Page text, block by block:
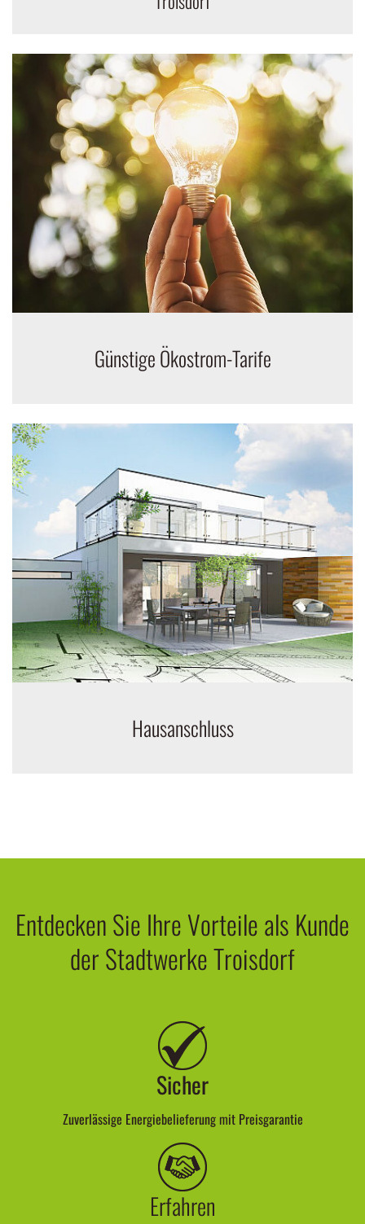
der Stadtwerke Troisdorf
Sicher
Zuverlässige Energiebelieferung mit Preisgarantie
Erfahren
Seriöser & beständiger Energielieferant seit über 100 Jahren